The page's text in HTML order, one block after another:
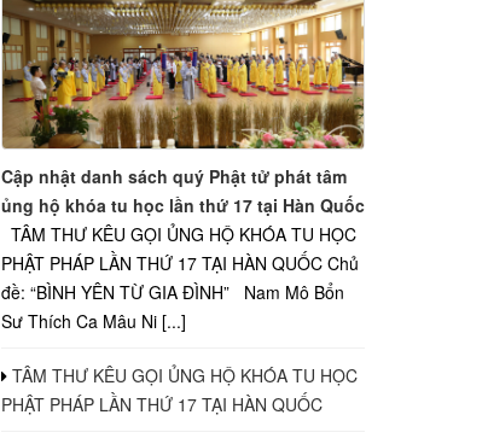
Cập nhật danh sách quý Phật tử phát tâm
ủng hộ khóa tu học lần thứ 17 tại Hàn Quốc
TÂM THƯ KÊU GỌI ỦNG HỘ KHÓA TU HỌC
PHẬT PHÁP LẦN THỨ 17 TẠI HÀN QUỐC Chủ
đề: “BÌNH YÊN TỪ GIA ĐÌNH” Nam Mô Bổn
Sư Thích Ca Mâu Ni [...]
TÂM THƯ KÊU GỌI ỦNG HỘ KHÓA TU HỌC
PHẬT PHÁP LẦN THỨ 17 TẠI HÀN QUỐC